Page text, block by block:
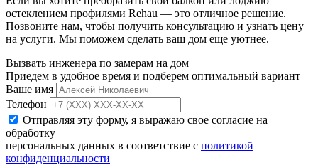
остеклением профилями Rehau — это отличное решение.
Позвоните нам, чтобы получить консультацию и узнать цену
на услуги. Мы поможем сделать ваш дом еще уютнее.
Вызвать инженера по замерам на дом
Приедем в удобное время и подберем оптимальный вариант
Ваше имя
Телефон
Отправляя эту форму, я выражаю свое согласие на
обработку
персональных данных в соответствие с политикой
конфиденциальности